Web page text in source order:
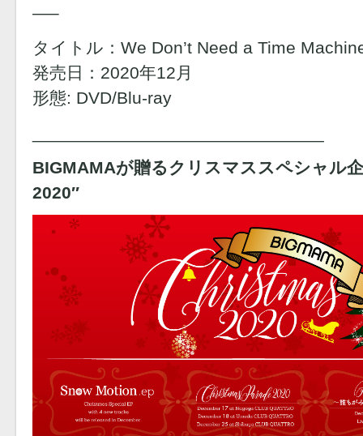
—–
タイトル：We Don’t Need a Time
発売日：2020年12月
形態: DVD/Blu-ray
BIGMAMAが贈るクリスマススペシャル
2020″